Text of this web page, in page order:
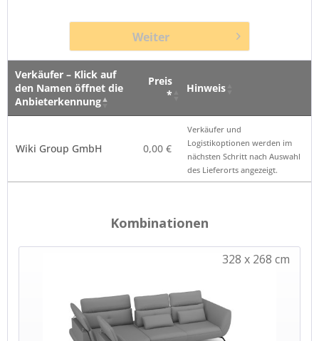
Weiter
Verkäufer – Klick auf
den Namen öffnet die
Anbieterkennung
Preis
*
Hinweis
Anbieterkennung
Wiki Group GmbH
0,00 €
Verkäufer und
Logistikoptionen werden im
nächsten Schritt nach Auswahl
des Lieferorts angezeigt.